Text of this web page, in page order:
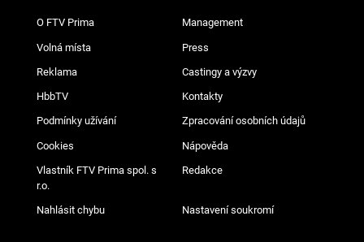
O FTV Prima Management
Volná místa Press
Reklama Castingy a výzvy
HbbTV Kontakty
Podmínky užívání Zpracování osobních údajů
Cookies Nápověda
Vlastník FTV Prima spol. s
r.o.
Redakce
Nahlásit chybu Nastavení soukromí